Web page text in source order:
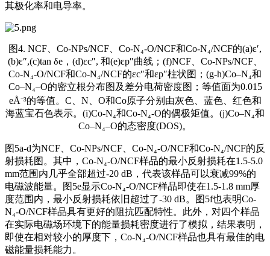
其极化率和电导率。
图4. NCF、Co-NPs/NCF、Co-N₄-O/NCF和Co-N₄/NCF的(a)ε′,
(b)ε″,(c)tan δe，(d)εc″, 和(e)εp″曲线；(f)NCF、Co-NPs/NCF、
Co-N₄-O/NCF和Co-N₄/NCF的εc″和εp″柱状图；(g-h)Co–N₄和
Co–N₄–O的密立根分布图及差分电荷密度图；等值面为0.015
eÅ⁻³的等值。C、N、O和Co原子分别由灰色、蓝色、红色和
海蓝宝石色表示。(i)Co-N₄和Co-N₄-O的偶极矩值。(j)Co–N₄和
Co–N₄–O的态密度(DOS)。
图5a-d为NCF、Co-NPs/NCF、Co-N₄-O/NCF和Co-N₄/NCF的反
射损耗图。其中，Co-N₄-O/NCF样品的最小反射损耗在1.5-5.0
mm范围内几乎全部超过-20 dB，代表该样品可以衰减99%的
电磁波能量。图5e显示Co-N₄-O/NCF样品即使在1.5-1.8 mm厚
度范围内，最小反射损耗依旧超过了-30 dB。图5f也表明Co-
N₄-O/NCF样品具有更好的阻抗匹配特性。此外，对四个样品
在实际电磁场环境下的能量损耗密度进行了模拟，结果表明，
即使在相对较小的厚度下，Co-N₄-O/NCF样品也具有最佳的电
磁能量损耗能力。